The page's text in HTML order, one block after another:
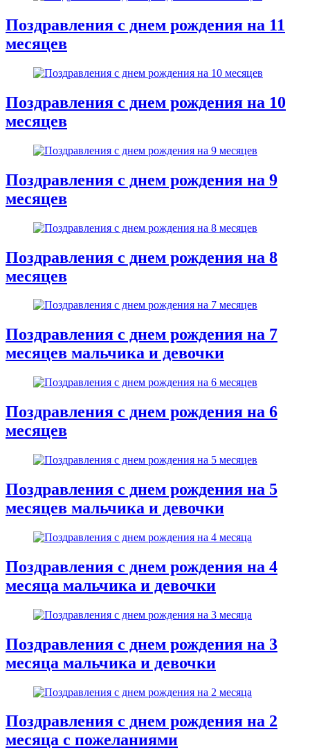
Поздравления с днем рождения на 11
месяцев
Поздравления с днем рождения на 10
месяцев
Поздравления с днем рождения на 9
месяцев
Поздравления с днем рождения на 8
месяцев
Поздравления с днем рождения на 7
месяцев мальчика и девочки
Поздравления с днем рождения на 6
месяцев
Поздравления с днем рождения на 5
месяцев мальчика и девочки
Поздравления с днем рождения на 4
месяца мальчика и девочки
Поздравления с днем рождения на 3
месяца мальчика и девочки
Поздравления с днем рождения на 2
месяца с пожеланиями